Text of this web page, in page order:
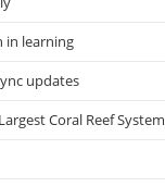
in learning
updates
Coral Reef System